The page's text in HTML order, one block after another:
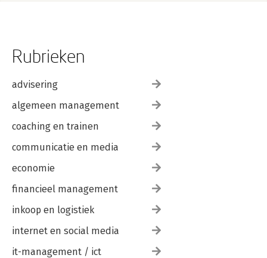
Rubrieken
advisering
algemeen management
coaching en trainen
communicatie en media
economie
financieel management
inkoop en logistiek
internet en social media
it-management / ict